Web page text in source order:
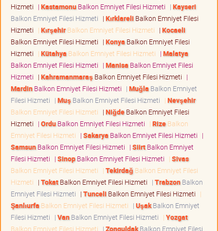
Hizmeti | KastamonuBalkon Emniyet Filesi Hizmeti | Kayseri
Balkon Emniyet Filesi Hizmeti | Kırklareli Balkon Emniyet Filesi
Hizmeti | KırşehirBalkon Emniyet Filesi Hizmeti | Kocaeli
Balkon Emniyet Filesi Hizmeti | Konya Balkon Emniyet Filesi
Hizmeti | Kütahya Balkon Emniyet Filesi Hizmeti | Malatya
Balkon Emniyet Filesi Hizmeti | Manisa Balkon Emniyet Filesi
Hizmeti | Kahramanmaraş Balkon Emniyet Filesi Hizmeti |
MardinBalkon Emniyet Filesi Hizmeti | Muğla Balkon Emniyet
Filesi Hizmeti | Muş Balkon Emniyet Filesi Hizmeti | Nevşehir
Balkon Emniyet Filesi Hizmeti | NiğdeBalkon Emniyet Filesi
Hizmeti | OrduBalkon Emniyet Filesi Hizmeti | RizeBalkon
Emniyet Filesi Hizmeti | Sakarya Balkon Emniyet Filesi Hizmeti |
SamsunBalkon Emniyet Filesi Hizmeti | SiirtBalkon Emniyet
Filesi Hizmeti | SinopBalkon Emniyet Filesi Hizmeti | Sivas
Balkon Emniyet Filesi Hizmeti | Tekirdağ Balkon Emniyet Filesi
Hizmeti | TokatBalkon Emniyet Filesi Hizmeti | TrabzonBalkon
Emniyet Filesi Hizmeti | Tunceli Balkon Emniyet Filesi Hizmeti |
Şanlıurfa Balkon Emniyet Filesi Hizmeti | UşakBalkon Emniyet
Filesi Hizmeti | VanBalkon Emniyet Filesi Hizmeti | Yozgat
Balkon Emniyet Filesi Hizmeti | ZonguldakBalkon Emniyet Filesi